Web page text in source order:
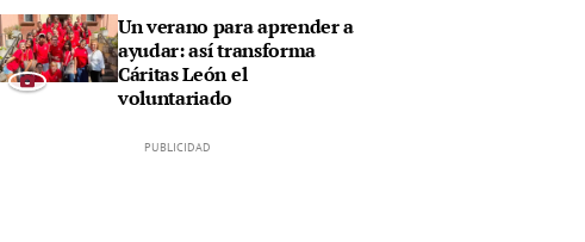
Un verano para aprender a
ayudar: así transforma
Cáritas León el
voluntariado